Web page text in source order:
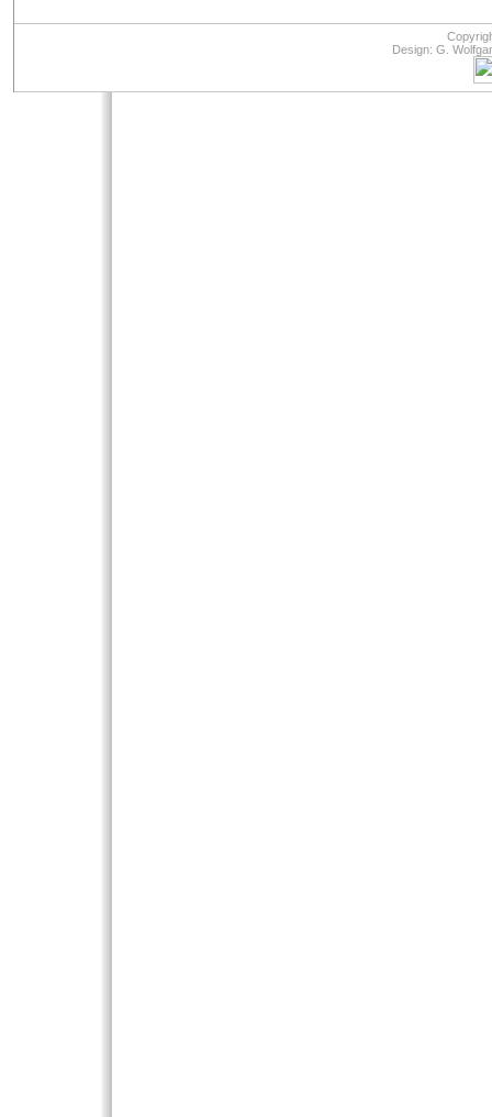
Design: G.